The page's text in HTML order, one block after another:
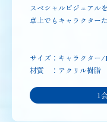
スペシャルビジュアル
卓上でもキャラクター
サイズ：キャラクタ
材質 ：アクリル樹脂
1